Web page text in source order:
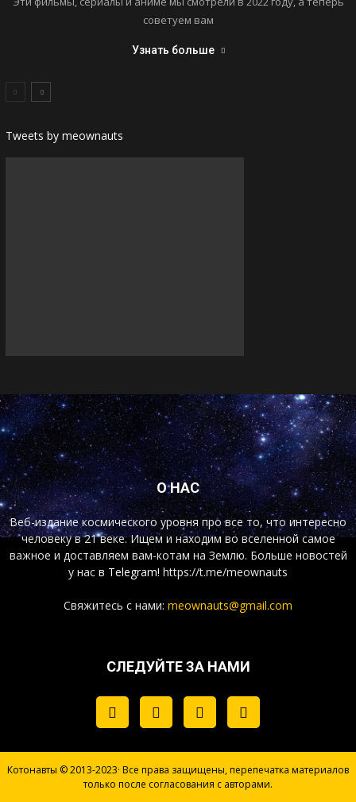
советуем вам
Узнать больше
Tweets by meownauts
О НАС
Веб-издание космического уровня про все то, что интересно
человеку в 21 веке. Ищем и находим во вселенной самое
важное и доставляем вам-котам на Землю. Больше новостей
у нас в Telegram! https://t.me/meownauts
Свяжитесь с нами: meownauts@gmail.com
СЛЕДУЙТЕ ЗА НАМИ
Котонавты © 2013-2023· Все права защищены, перепечатка материалов
только после согласования с авторами.